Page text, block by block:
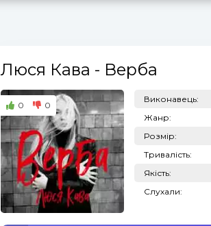
Виконавці
Люся Кава - Верба
0 0
Виконавець:
Жанр:
Розмір:
Тривалість:
Якість:
Слухали: